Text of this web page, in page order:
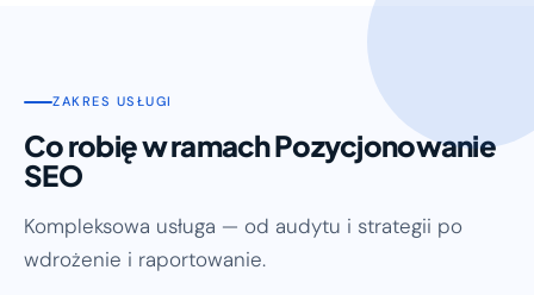
ZAKRES USŁUGI
Co robię w ramach Pozycjonowanie
SEO
Kompleksowa usługa — od audytu i strategii po
wdrożenie i raportowanie.